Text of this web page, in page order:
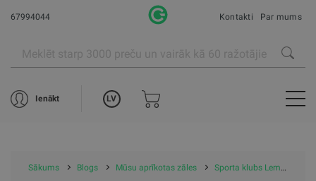
67994044 Kontakti Par mums
Ienākt LV
Sākums Blogs Mūsu aprīkotas zāles Sporta klubs Lemon Gym Teika